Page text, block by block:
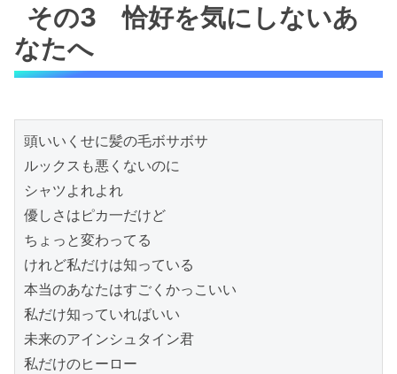
その3 恰好を気にしないあ
なたへ
頭いいくせに髪の毛ボサボサ
ルックスも悪くないのに
シャツよれよれ
優しさはピカ一だけど
ちょっと変わってる
けれど私だけは知っている
本当のあなたはすごくかっこいい
私だけ知っていればいい
未来のアインシュタイン君
私だけのヒーロー